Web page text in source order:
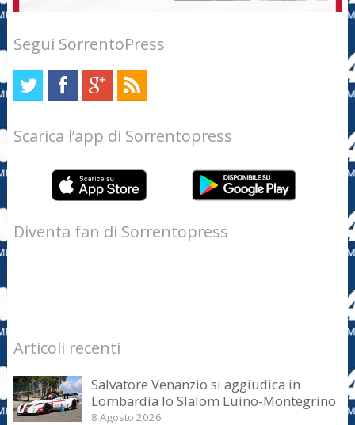
Segui SorrentoPress
Scarica l’app di Sorrentopress
Diventa fan di Sorrentopress
Articoli recenti
Salvatore Venanzio si aggiudica in
Lombardia lo Slalom Luino-Montegrino
8 Agosto 2026